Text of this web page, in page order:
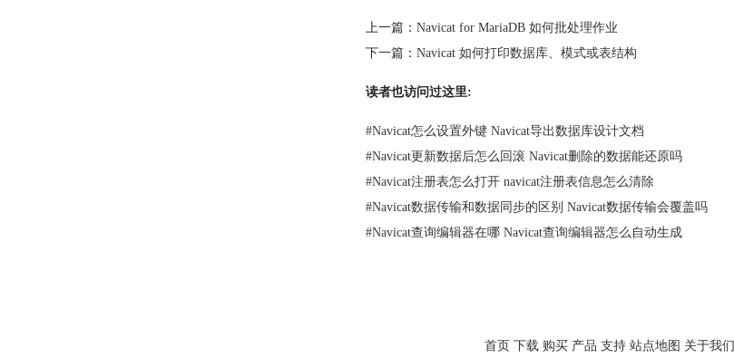
上一篇：Navicat for MariaDB 如何批处理作业
下一篇：Navicat 如何打印数据库、模式或表结构
读者也访问过这里:
#Navicat怎么设置外键 Navicat导出数据库设计文档
#Navicat更新数据后怎么回滚 Navicat删除的数据能还原吗
#Navicat注册表怎么打开 navicat注册表信息怎么清除
#Navicat数据传输和数据同步的区别 Navicat数据传输会覆盖吗
#Navicat查询编辑器在哪 Navicat查询编辑器怎么自动生成
首页 下载 购买 产品 支持 站点地图 关于我们